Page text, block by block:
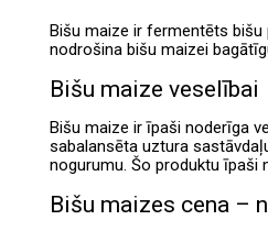
Bišu maize ir fermentēts bišu
nodrošina bišu maizei
Bišu maize veselībai
Bišu maize ir īpaši noderīga
sabalansēta uztura
nogurumu. Šo produktu īpaši
Bišu maizes cena –